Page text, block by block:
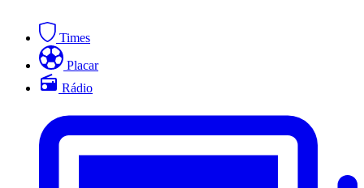
Times
Placar
Rádio